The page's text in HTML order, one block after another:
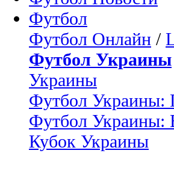
Футбол
Футбол Онлайн /
Футбол Украины
Украины
Футбол Украины:
Футбол Украины:
Кубок Украины